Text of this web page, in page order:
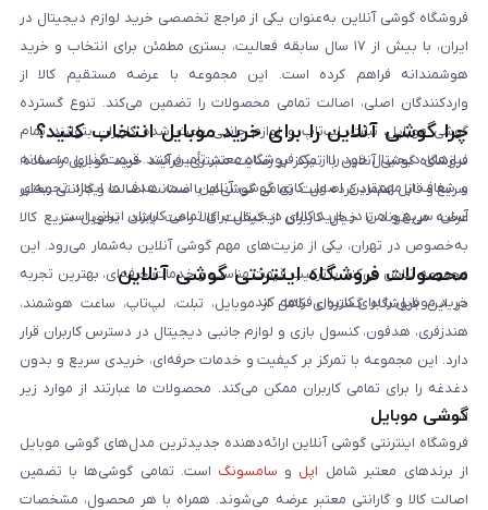
فروشگاه گوشی آنلاین به‌عنوان یکی از مراجع تخصصی خرید لوازم دیجیتال در
ایران، با بیش از ۱۷ سال سابقه فعالیت، بستری مطمئن برای انتخاب و خرید
هوشمندانه فراهم کرده است. این مجموعه با عرضه مستقیم کالا از
واردکنندگان اصلی، اصالت تمامی محصولات را تضمین می‌کند. تنوع گسترده
گوشی موبایل، تبلت، لپ‌تاپ و لوازم جانبی باعث شده کاربران بتوانند تمام
نیازهای دیجیتال خود را از یک فروشگاه معتبر تأمین کنند. قیمت‌گذاری منصفانه
و شفاف از مهم‌ترین اصول کاری گوشی آنلاین است. هدف ما ایجاد تجربه‌ای
آسان، سریع و امن در خرید کالای دیجیتال برای تمامی کاربران ایرانی است.
چرا گوشی آنلاین را برای خرید موبایل انتخاب کنید؟
فروشگاه گوشی آنلاین با تمرکز بر رضایت مشتری، فرآیند خرید موبایل را ساده،
سریع و قابل اعتماد کرده است. تمامی گوشی‌ها با ضمانت اصالت و گارانتی معتبر
عرضه می‌شوند تا خیال کاربران از کیفیت کالا راحت باشد. تحویل سریع کالا
به‌خصوص در تهران، یکی از مزیت‌های مهم گوشی آنلاین به‌شمار می‌رود. این
مجموعه تلاش می‌کند با ترکیب قیمت مناسب و خدمات حرفه‌ای، بهترین تجربه
خرید موبایل را برای کاربران فراهم کند.
محصولات فروشگاه اینترنتی گوشی آنلاین
در این فروشگاه گستره‌ای کامل از موبایل، تبلت، لپ‌تاپ، ساعت هوشمند،
هندزفری، هدفون، کنسول بازی و لوازم جانبی دیجیتال در دسترس کاربران قرار
دارد. این مجموعه با تمرکز بر کیفیت و خدمات حرفه‌ای، خریدی سریع و بدون
دغدغه را برای تمامی کاربران ممکن می‌کند. محصولات ما عبارتند از موارد زیر
است:
گوشی موبایل
فروشگاه اینترنتی گوشی آنلاین ارائه‌دهنده جدیدترین مدل‌های گوشی موبایل
از برندهای معتبر شامل اپل و سامسونگ است. تمامی گوشی‌ها با تضمین
اصالت کالا و گارانتی معتبر عرضه می‌شوند. همراه با هر محصول، مشخصات